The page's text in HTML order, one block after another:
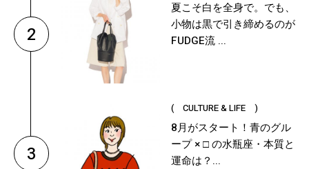
2
夏こそ白を全身で。でも、
小物は黒で引き締めるのが
FUDGE流 ...
3
( CULTURE & LIFE )
8月がスタート！青のグル
ープ × □ の水瓶座・本質と
運命は？...